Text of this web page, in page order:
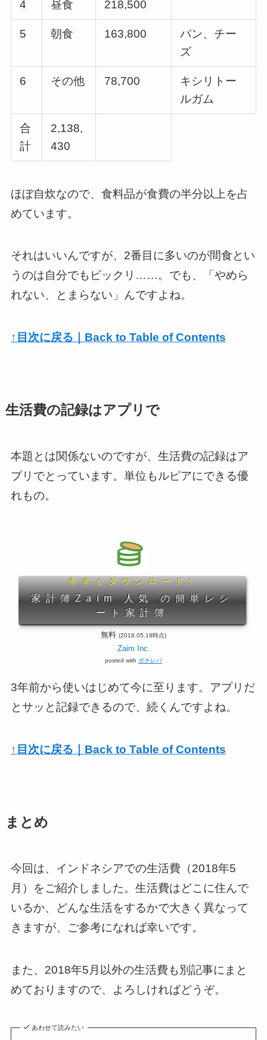
4 昼食 218,500
5 朝食 163,800
パン、チー
ズ
6 その他 78,700
キシリトー
ルガム
合
計
2,138,
430
ほぼ自炊なので、食料品が食費の半分以上を占
めています。
それはいいんですが、2番目に多いのが間食とい
うのは自分でもビックリ……。でも、「やめら
れない、とまらない」んですよね。
↑目次に戻る｜Back to Table of Contents
生活費の記録はアプリで
本題とは関係ないのですが、生活費の記録はア
プリでとっています。単位もルピアにできる優
れもの。
家計簿Zaim 人気 の簡単レシ
ート家計簿
無料 (2018.05.19時点)
Zaim Inc.
posted with ポチレバ
3年前から使いはじめて今に至ります。アプリだ
とサッと記録できるので、続くんですよね。
↑目次に戻る｜Back to Table of Contents
まとめ
今回は、インドネシアでの生活費（2018年5
月）をご紹介しました。生活費はどこに住んで
いるか、どんな生活をするかで大きく異なって
きますが、ご参考になれば幸いです。
また、2018年5月以外の生活費も別記事にまと
めておりますので、よろしければどうぞ。
あわせて読みたい